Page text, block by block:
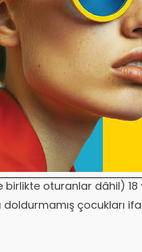
indirilebilecek olan bu
çocuklarına ait olması
vergisi beyannamesi
biri kendi eğitim ve
harcamanın her iki eşin
gerekir.
veya mükellef
ile ana veya babasını
oturanlar dâhil) 18
doldurmamış çocukları